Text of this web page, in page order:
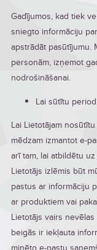
Gadījumos, kad tiek
sniegto informāciju
apstrādāt pasūtījumu.
personām, izņemot
nodrošināšanai.
Lai sūtītu
Lai Lietotājam
mēdzam izmantot e-
arī tam, lai atbildētu
Lietotājs izlēmis būt
pastus ar informāciju
ar produktiem vai
Lietotājs vairs
beigās ir iekļauta
minēto e-pastu